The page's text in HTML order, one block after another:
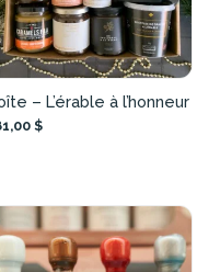
– L’érable à l’honneur
$